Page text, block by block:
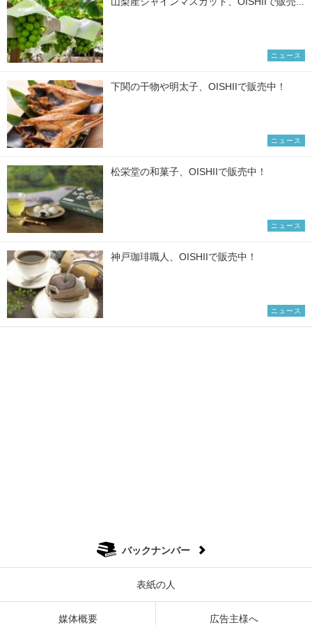
ニュース
下関の干物や明太子、OISHIIで販売中！
ニュース
松栄堂の和菓子、OISHIIで販売中！
ニュース
神戸珈琲職人、OISHIIで販売中！
ニュース
バックナンバー
表紙の人
媒体概要 広告主様へ